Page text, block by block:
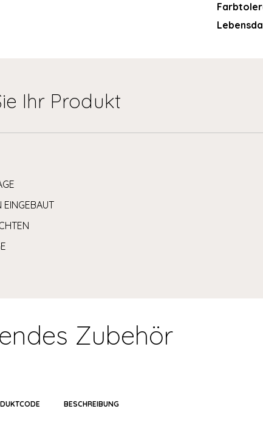
Ihr Produkt
EINGEBAUT
Zubehör
BESCHREIBUNG